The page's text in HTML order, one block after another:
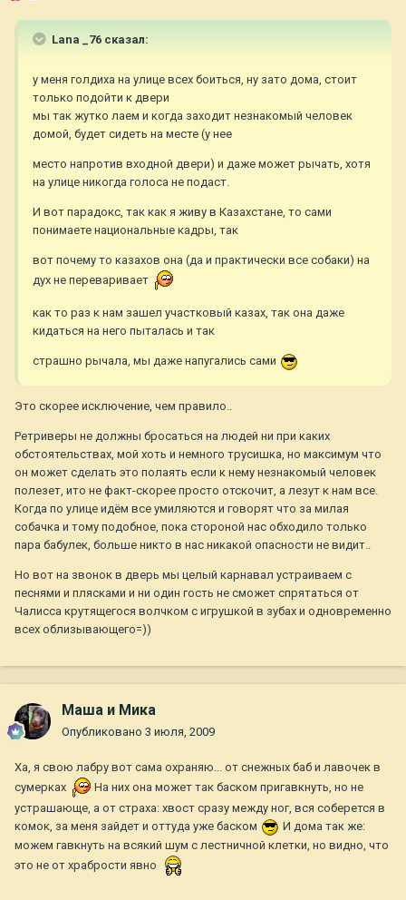
Lana _76 сказал:
у меня голдиха на улице всех боиться, ну зато дома, стоит
только подойти к двери
мы так жутко лаем и когда заходит незнакомый человек
домой, будет сидеть на месте (у нее
место напротив входной двери) и даже может рычать, хотя
на улице никогда голоса не подаст.
И вот парадокс, так как я живу в Казахстане, то сами
понимаете национальные кадры, так
вот почему то казахов она (да и практически все собаки) на
дух не переваривает
как то раз к нам зашел участковый казах, так она даже
кидаться на него пыталась и так
страшно рычала, мы даже напугались сами
Это скорее исключение, чем правило..
Ретриверы не должны бросаться на людей ни при каких
обстоятельствах, мой хоть и немного трусишка, но максимум что
он может сделать это полаять если к нему незнакомый человек
полезет, ито не факт-скорее просто отскочит, а лезут к нам все.
Когда по улице идём все умиляются и говорят что за милая
собачка и тому подобное, пока стороной нас обходило только
пара бабулек, больше никто в нас никакой опасности не видит..
Но вот на звонок в дверь мы целый карнавал устраиваем с
песнями и плясками и ни один гость не сможет спрятаться от
Чалисса крутящегося волчком с игрушкой в зубах и одновременно
всех облизывающего=))
Маша и Мика
Опубликовано 3 июля, 2009
Ха, я свою лабру вот сама охраняю... от снежных баб и лавочек в
сумерках
На них она может так баском пригавкнуть, но не
устрашающе, а от страха: хвост сразу между ног, вся соберется в
комок, за меня зайдет и оттуда уже баском
И дома так же:
можем гавкнуть на всякий шум с лестничной клетки, но видно, что
это не от храбрости явно